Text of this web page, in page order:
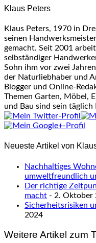
Klaus Peters
Klaus Peters, 1970 in
seinen
gemacht. Seit 2001
selbständiger
Sohn ihm vor zwei
der Naturliebhaber und
Blogger und Online-
Themen Garten, Möbel,
und Bau sind sein täglich
Neueste Artikel von
Nachhaltiges
umweltfreundlich
Der richtige
macht - 2. Oktober
Sicherheitsrisiken
2024
Weitere Artikel zum